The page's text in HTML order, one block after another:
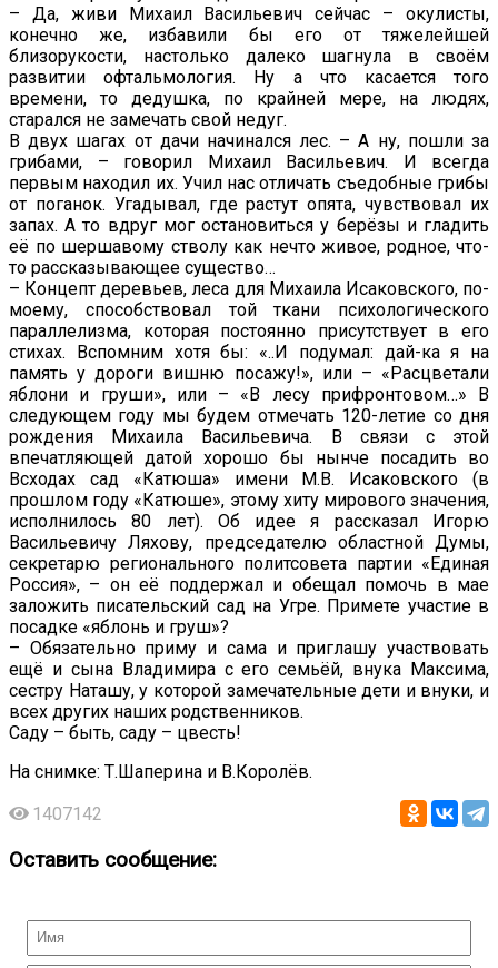
– Да, живи Михаил Васильевич сейчас – окулисты,
конечно же, избавили бы его от тяжелейшей
близорукости, настолько далеко шагнула в своём
развитии офтальмология. Ну а что касается того
времени, то дедушка, по крайней мере, на людях,
старался не замечать свой недуг.
В двух шагах от дачи начинался лес. – А ну, пошли за
грибами, – говорил Михаил Васильевич. И всегда
первым находил их. Учил нас отличать съедобные грибы
от поганок. Угадывал, где растут опята, чувствовал их
запах. А то вдруг мог остановиться у берёзы и гладить
её по шершавому стволу как нечто живое, родное, что-
то рассказывающее существо…
– Концепт деревьев, леса для Михаила Исаковского, по-
моему, способствовал той ткани психологического
параллелизма, которая постоянно присутствует в его
стихах. Вспомним хотя бы: «..И подумал: дай-ка я на
память у дороги вишню посажу!», или – «Расцветали
яблони и груши», или – «В лесу прифронтовом…» В
следующем году мы будем отмечать 120-летие со дня
рождения Михаила Васильевича. В связи с этой
впечатляющей датой хорошо бы нынче посадить во
Всходах сад «Катюша» имени М.В. Исаковского (в
прошлом году «Катюше», этому хиту мирового значения,
исполнилось 80 лет). Об идее я рассказал Игорю
Васильевичу Ляхову, председателю областной Думы,
секретарю регионального политсовета партии «Единая
Россия», – он её поддержал и обещал помочь в мае
заложить писательский сад на Угре. Примете участие в
посадке «яблонь и груш»?
– Обязательно приму и сама и приглашу участвовать
ещё и сына Владимира с его семьёй, внука Максима,
сестру Наташу, у которой замечательные дети и внуки, и
всех других наших родственников.
Саду – быть, саду – цвесть!
На снимке: Т.Шаперина и В.Королёв.
1407142
Оставить сообщение: